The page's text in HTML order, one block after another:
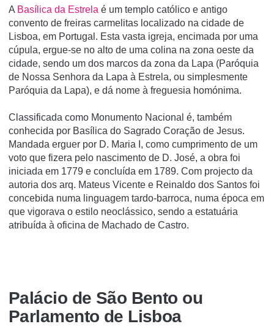
A Basí­lica da Estrela é um templo católico e antigo
convento de freiras carmelitas localizado na cidade de
Lisboa, em Portugal. Esta vasta igreja, encimada por uma
cúpula, ergue-se no alto de uma colina na zona oeste da
cidade, sendo um dos marcos da zona da Lapa (Paróquia
de Nossa Senhora da Lapa à Estrela, ou simplesmente
Paróquia da Lapa), e dá nome à freguesia homónima.
Classificada como Monumento Nacional é, também
conhecida por Basílica do Sagrado Coração de Jesus.
Mandada erguer por D. Maria I, como cumprimento de um
voto que fizera pelo nascimento de D. José, a obra foi
iniciada em 1779 e concluída em 1789. Com projecto da
autoria dos arq. Mateus Vicente e Reinaldo dos Santos foi
concebida numa linguagem tardo-barroca, numa época em
que vigorava o estilo neoclássico, sendo a estatuária
atribuída à oficina de Machado de Castro.
Palácio de São Bento ou
Parlamento de Lisboa